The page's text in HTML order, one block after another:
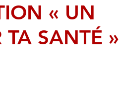
« UN
TA SANTÉ »